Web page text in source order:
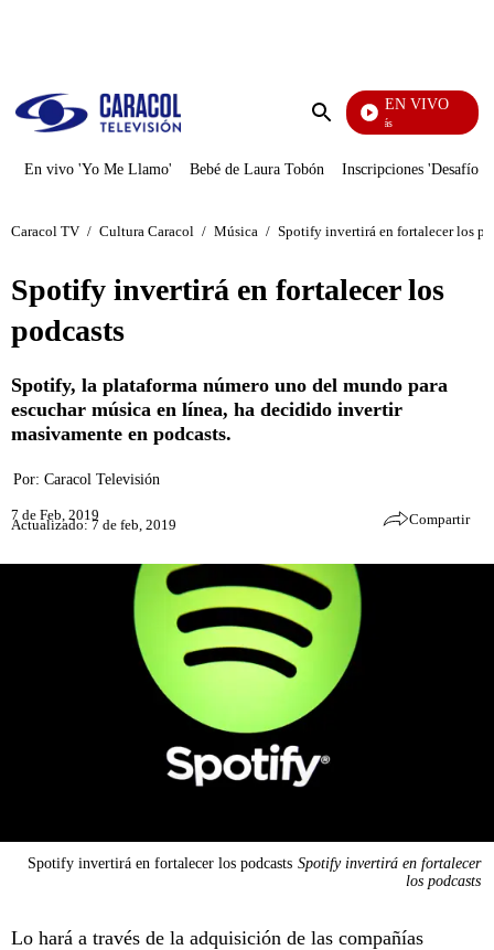
Enviar
EN VIVO
También Caerás
En vivo 'Yo Me Llamo' Bebé de Laura Tobón Inscripciones 'Desafío'
Caracol TV / Cultura Caracol / Música / Spotify invertirá en fortalecer los
Spotify invertirá en fortalecer los
podcasts
Spotify, la plataforma número uno del mundo para
escuchar música en línea, ha decidido invertir
masivamente en podcasts.
Por: Caracol Televisión
7 de Feb, 2019
Actualizado: 7 de feb, 2019 Compartir
Spotify invertirá en fortalecer los podcasts Spotify invertirá en fortalecer
los podcasts
Lo hará a través de la adquisición de las compañías